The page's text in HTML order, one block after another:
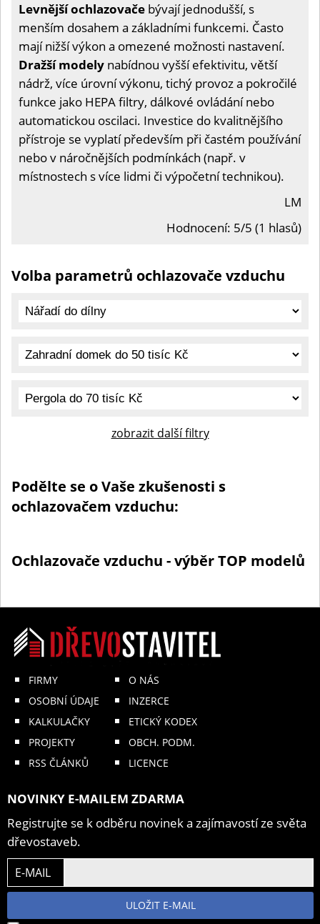
Levnější ochlazovače bývají jednodušší, s
menším dosahem a základními funkcemi. Často
mají nižší výkon a omezené možnosti nastavení.
Dražší modely nabídnou vyšší efektivitu, větší
nádrž, více úrovní výkonu, tichý provoz a pokročilé
funkce jako HEPA filtry, dálkové ovládání nebo
automatickou oscilaci. Investice do kvalitnějšího
přístroje se vyplatí především při častém používání
nebo v náročnějších podmínkách (např. v
místnostech s více lidmi či výpočetní technikou).
LM
Hodnocení: 5/5 (1 hlasů)
Volba parametrů ochlazovače vzduchu
zobrazit další filtry
Podělte se o Vaše zkušenosti s
ochlazovačem vzduchu:
Ochlazovače vzduchu - výběr TOP modelů
FIRMY
OSOBNÍ ÚDAJE
KALKULAČKY
PROJEKTY
RSS ČLÁNKŮ
O NÁS
INZERCE
ETICKÝ KODEX
OBCH. PODM.
LICENCE
NOVINKY E-MAILEM ZDARMA
Registrujte se k odběru novinek a zajímavostí ze světa
dřevostaveb.
E-MAIL
ULOŽIT E-MAIL